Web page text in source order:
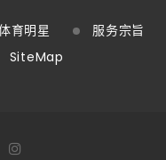
育明星
服务宗旨
SiteMap